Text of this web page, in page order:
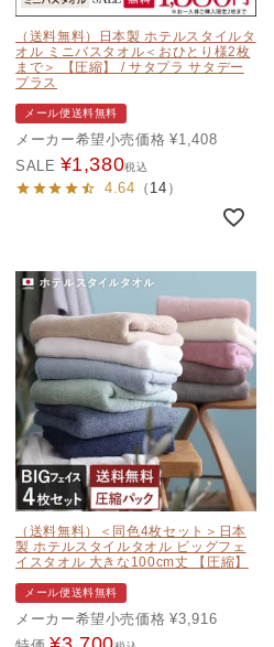
（送料無料）日本製 ホテルスタイルタ
オル ミニバスタオル＜おひとり様2枚
まで＞ 【圧縮】 / サタプラ サタデー
プラス
メール便送料無料
メーカー希望小売価格 ¥1,408
SALE ¥1,380税込
4.64 （ 14 ）
（送料無料）＜同色4枚セット＞日本
製 ホテルスタイルタオル ビッグフェ
イスタオル 大きな100cm丈 【圧縮】
メール便送料無料
メーカー希望小売価格 ¥3,916